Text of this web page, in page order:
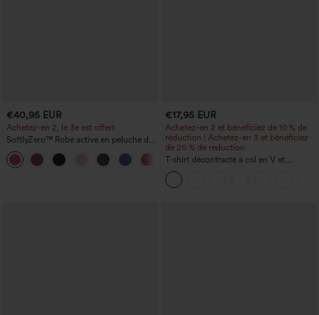
€40,95 EUR
Achetez-en 2, le 3e est offert
SoftlyZero™ Robe active en peluche dos
nu — Édition Hyper Facile
+29
€17,95 EUR
Achetez-en 2 et bénéficiez de 10 % de
réduction | Achetez-en 3 et bénéficiez
de 20 % de réduction
T-shirt décontracté à col en V et
manches courtes